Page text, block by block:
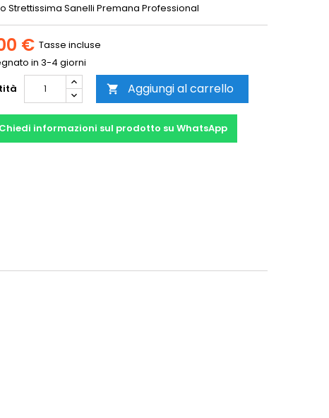
Strettissima Sanelli Premana Professional
€ Tasse incluse
in 3-4 giorni
 Aggiungi al carrello
Chiedi informazioni sul prodotto su WhatsApp